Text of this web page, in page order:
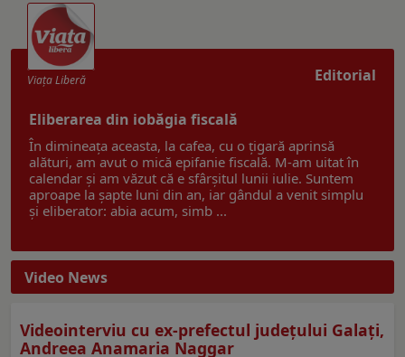
Editorial
Viaţa Liberă
Eliberarea din iobăgia fiscală
În dimineața aceasta, la cafea, cu o țigară aprinsă
alături, am avut o mică epifanie fiscală. M-am uitat în
calendar și am văzut că e sfârșitul lunii iulie. Suntem
aproape la șapte luni din an, iar gândul a venit simplu
și eliberator: abia acum, simb ...
Video News
Videointerviu cu ex-prefectul judeţului Galaţi,
Andreea Anamaria Naggar